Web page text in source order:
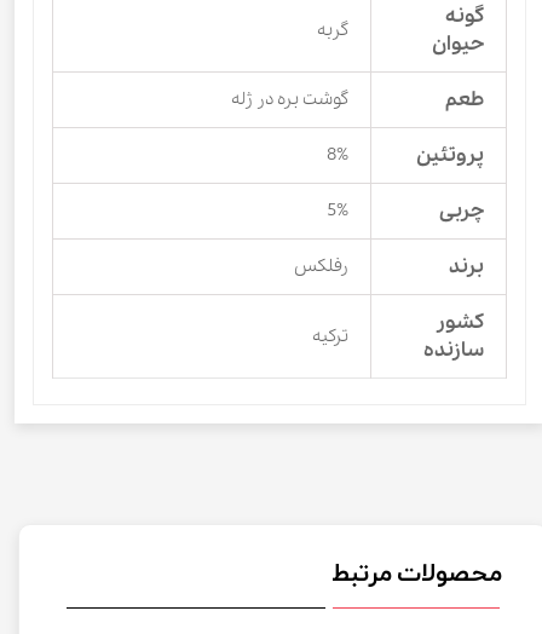
گونه
حیوان
گربه
طعم گوشت بره در ژله
پروتئین 8%
چربی 5%
برند رفلکس
کشور
سازنده
ترکیه
محصولات مرتبط